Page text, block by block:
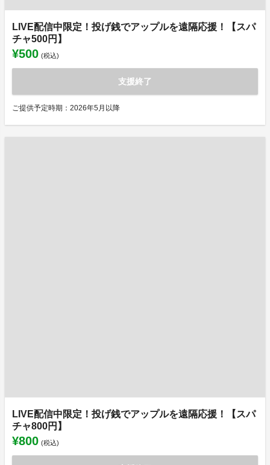
LIVE配信中限定！投げ銭でアップルを遠隔応援！【スパ
チャ500円】
¥500 (税込)
支援終了
ご提供予定時期：2026年5月以降
LIVE配信中限定！投げ銭でアップルを遠隔応援！【スパ
チャ800円】
¥800 (税込)